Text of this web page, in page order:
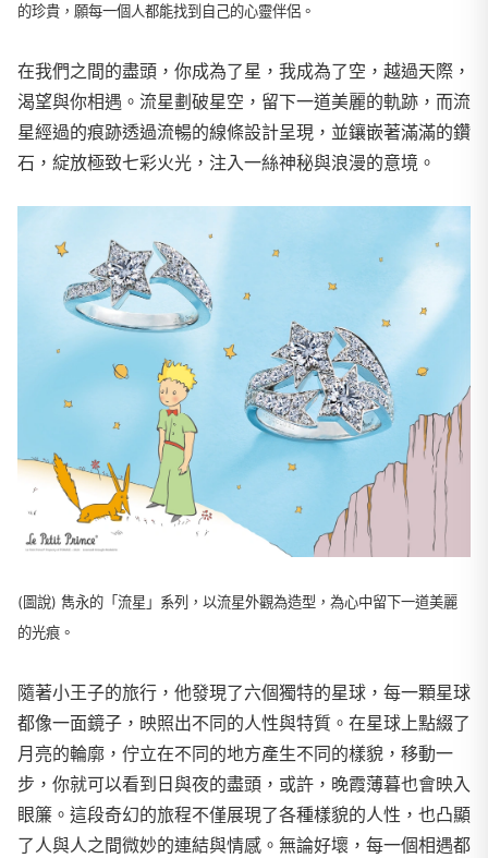
的珍貴，願每一個人都能找到自己的心靈伴侶。
在我們之間的盡頭，你成為了星，我成為了空，越過天際，
渴望與你相遇。流星劃破星空，留下一道美麗的軌跡，而流
星經過的痕跡透過流暢的線條設計呈現，並鑲嵌著滿滿的鑽
石，綻放極致七彩火光，注入一絲神秘與浪漫的意境。
(圖說) 雋永的「流星」系列，以流星外觀為造型，為心中留下一道美麗
的光痕。
隨著小王子的旅行，他發現了六個獨特的星球，每一顆星球
都像一面鏡子，映照出不同的人性與特質。在星球上點綴了
月亮的輪廓，佇立在不同的地方產生不同的樣貌，移動一
步，你就可以看到日與夜的盡頭，或許，晚霞薄暮也會映入
眼簾。這段奇幻的旅程不僅展現了各種樣貌的人性，也凸顯
了人與人之間微妙的連結與情感。無論好壞，每一個相遇都